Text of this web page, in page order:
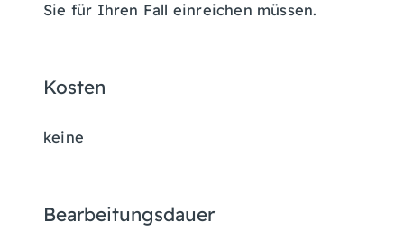
Sie für Ihren Fall einreichen müssen.
Kosten
keine
Bearbeitungsdauer